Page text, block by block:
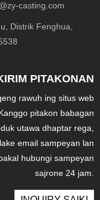
casting.com
Distrik Fenghua,
PITAKONAN
rawuh ing situs web
pitakon babagan
utawa dhaptar rega,
email sampeyan lan
hubungi sampeyan
sajrone 24 jam.